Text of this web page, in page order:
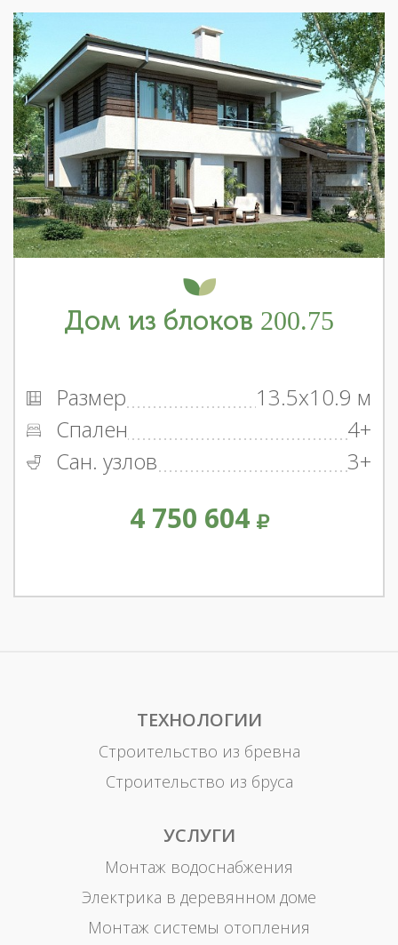
Дом из блоков 200.75
Размер
13.5x10.9 м
Спален
4+
Сан. узлов
3+
4 750 604
ТЕХНОЛОГИИ
Строительство из бревна
Строительство из бруса
УСЛУГИ
Монтаж водоснабжения
Электрика в деревянном доме
Монтаж системы отопления